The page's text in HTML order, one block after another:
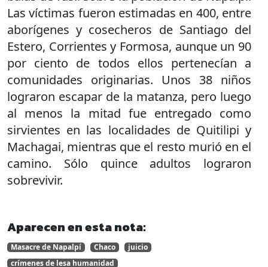
Las víctimas fueron estimadas en 400, entre
aborígenes y cosecheros de Santiago del
Estero, Corrientes y Formosa, aunque un 90
por ciento de todos ellos pertenecían a
comunidades originarias. Unos 38 niños
lograron escapar de la matanza, pero luego
al menos la mitad fue entregado como
sirvientes en las localidades de Quitilipi y
Machagai, mientras que el resto murió en el
camino. Sólo quince adultos lograron
sobrevivir.
Aparecen en esta nota:
Masacre de Napalpí Chaco
juicio
crímenes de lesa humanidad